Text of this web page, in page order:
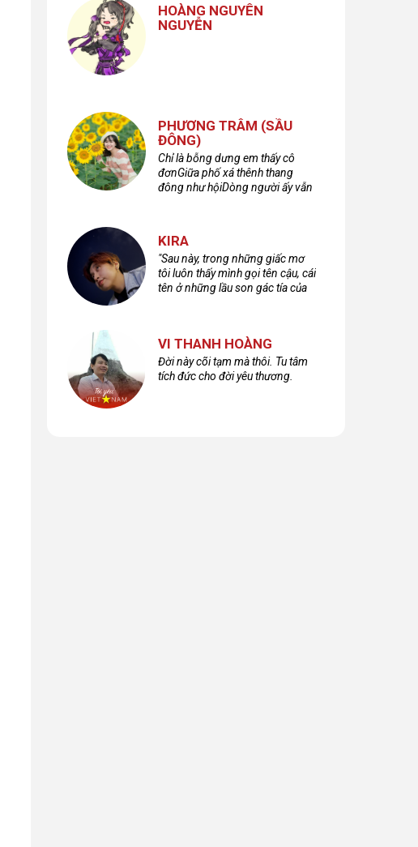
HOÀNG NGUYÊN
NGUYỄN
PHƯƠNG TRÂM (SẦU
ĐÔNG)
Chỉ là bỗng dưng em thấy cô
đơnGiữa phố xá thênh thang
đông như hộiDòng người ấy vẫn
KIRA
"Sau này, trong những giấc mơ
tôi luôn thấy mình gọi tên cậu, cái
tên ở những lầu son gác tía của
VI THANH HOÀNG
Đời này cõi tạm mà thôi. Tu tâm
tích đức cho đời yêu thương.